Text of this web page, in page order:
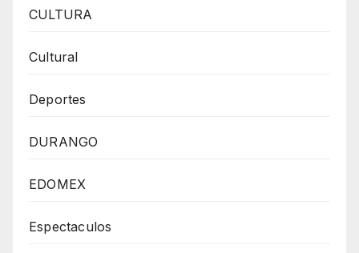
CULTURA
Cultural
Deportes
DURANGO
EDOMEX
Espectaculos